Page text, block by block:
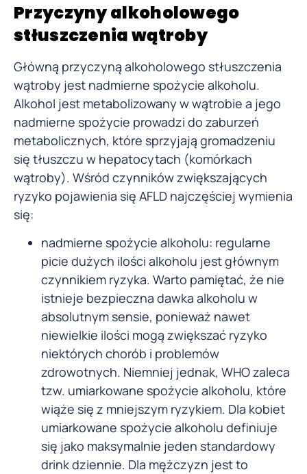
Przyczyny alkoholowego
stłuszczenia wątroby
Główną przyczyną alkoholowego stłuszczenia
wątroby jest nadmierne spożycie alkoholu.
Alkohol jest metabolizowany w wątrobie a jego
nadmierne spożycie prowadzi do zaburzeń
metabolicznych, które sprzyjają gromadzeniu
się tłuszczu w hepatocytach (komórkach
wątroby). Wśród czynników zwiększających
ryzyko pojawienia się AFLD najczęściej wymienia
się:
nadmierne spożycie alkoholu: regularne
picie dużych ilości alkoholu jest głównym
czynnikiem ryzyka. Warto pamiętać, że nie
istnieje bezpieczna dawka alkoholu w
absolutnym sensie, ponieważ nawet
niewielkie ilości mogą zwiększać ryzyko
niektórych chorób i problemów
zdrowotnych. Niemniej jednak, WHO zaleca
tzw. umiarkowane spożycie alkoholu, które
wiąże się z mniejszym ryzykiem. Dla kobiet
umiarkowane spożycie alkoholu definiuje
się jako maksymalnie jeden standardowy
drink dziennie. Dla mężczyzn jest to